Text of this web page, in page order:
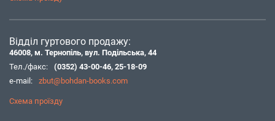
Відділ гуртового продажу:
46008, м. Тернопіль, вул. Подільська, 44
Тел./факс:
(0352) 43-00-46, 25-18-09
e-mail:
zbut@bohdan-books.com
Схема проїзду